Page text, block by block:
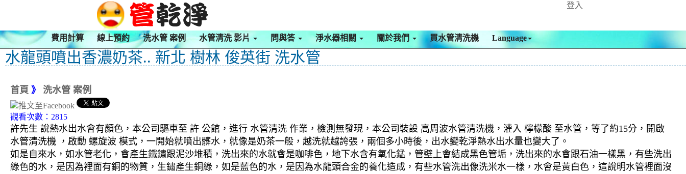
登入
費用計算 線上預約 洗水管 案例 水管清洗 影片 問與答 淨水器相關 關於我們 買水管清洗機 Language
水龍頭噴出香濃奶茶.. 新北 樹林 俊英街 洗水管
首頁 》 洗水管 案例
觀看次數：2815
許先生 說熱水出水會有顏色，本公司驅車至 許 公館，進行 水管清洗 作業，檢測無發現，本公司裝設 高周波水管清洗機，灌入 檸檬酸 至水管，等了約15分，開啟
水管清洗機 ，啟動 螺旋波 模式，一開始就噴出髒水，就像是奶茶一般，越洗就越誇張，兩個多小時後，出水變乾淨熱水出水量也變大了。
如是自來水，如水管老化，會產生鐵鏽跟泥沙堆積，洗出來的水就會是咖啡色，地下水含有氧化錳，管壁上會結成黑色管垢，洗出來的水會跟石油一樣黑，有些洗出
綠色的水，是因為裡面有銅的物質，生鏽產生銅綠，如是藍色的水，是因為水龍頭合金的養化造成，有些水管洗出像洗米水一樣，水會是黃白色，這說明水管裡面沒